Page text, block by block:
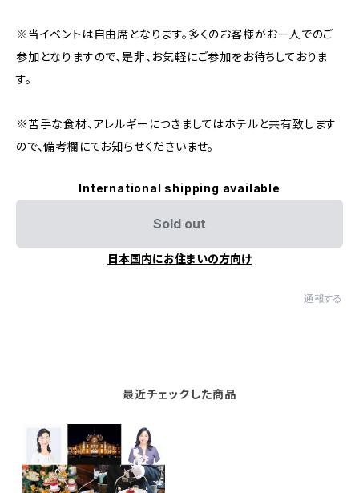
※当イベントは自由席となります。多くのお客様がお一人でのご
参加となりますので、是非、お気軽にご参加をお待ちしておりま
す。
※苦手な食材、アレルギーにつきましてはホテルと共有致します
ので、備考欄にてお知らせくださいませ。
International shipping available
Sold out
日本国内にお住まいの方向け
通報する
最近チェックした商品